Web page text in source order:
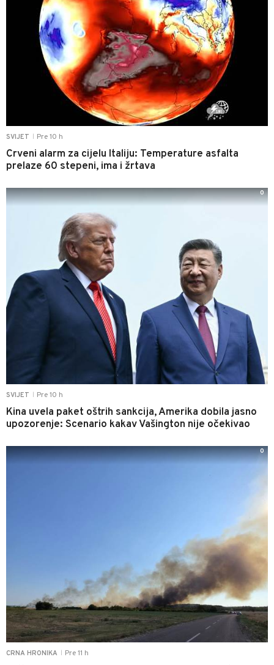
SVIJET Pre 10 h
Crveni alarm za cijelu Italiju: Temperature asfalta
prelaze 60 stepeni, ima i žrtava
SVIJET Pre 10 h
Kina uvela paket oštrih sankcija, Amerika dobila jasno
upozorenje: Scenario kakav Vašington nije očekivao
0
CRNA HRONIKA Pre 11 h
0